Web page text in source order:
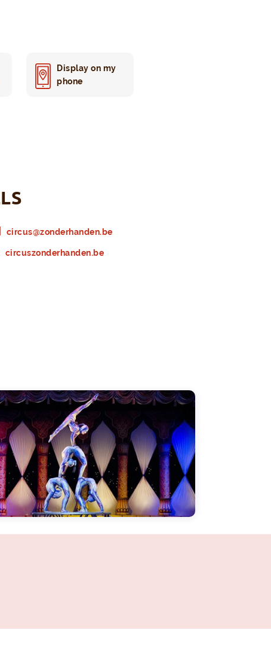
Display on my
phone
circus@zonderhanden.be
circuszonderhanden.be